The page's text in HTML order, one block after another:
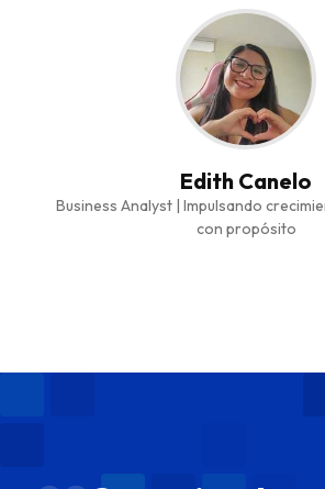
Edith Canelo
Business Analyst | Impulsando
con propósito